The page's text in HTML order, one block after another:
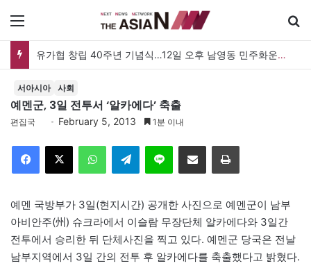
유가협 창립 40주년 기념식…12일 오후 남영동 민주화운동기념관
서아시아 사회
예멘군, 3일 전투서 ‘알카에다’ 축출
편집국 February 5, 2013 1분 이내
Telegram 이메일
예멘 국방부가 3일(현지시간) 공개한 사진으로 예멘군이 남부
아비안주(州) 슈크라에서 이슬람 무장단체 알카에다와 3일간
전투에서 승리한 뒤 단체사진을 찍고 있다. 예멘군 당국은 전날
남부지역에서 3일 간의 전투 후 알카에다를 축출했다고 밝혔다.